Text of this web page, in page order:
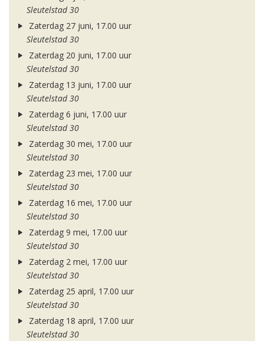
Sleutelstad 30
Zaterdag 27 juni, 17.00 uur
Sleutelstad 30
Zaterdag 20 juni, 17.00 uur
Sleutelstad 30
Zaterdag 13 juni, 17.00 uur
Sleutelstad 30
Zaterdag 6 juni, 17.00 uur
Sleutelstad 30
Zaterdag 30 mei, 17.00 uur
Sleutelstad 30
Zaterdag 23 mei, 17.00 uur
Sleutelstad 30
Zaterdag 16 mei, 17.00 uur
Sleutelstad 30
Zaterdag 9 mei, 17.00 uur
Sleutelstad 30
Zaterdag 2 mei, 17.00 uur
Sleutelstad 30
Zaterdag 25 april, 17.00 uur
Sleutelstad 30
Zaterdag 18 april, 17.00 uur
Sleutelstad 30